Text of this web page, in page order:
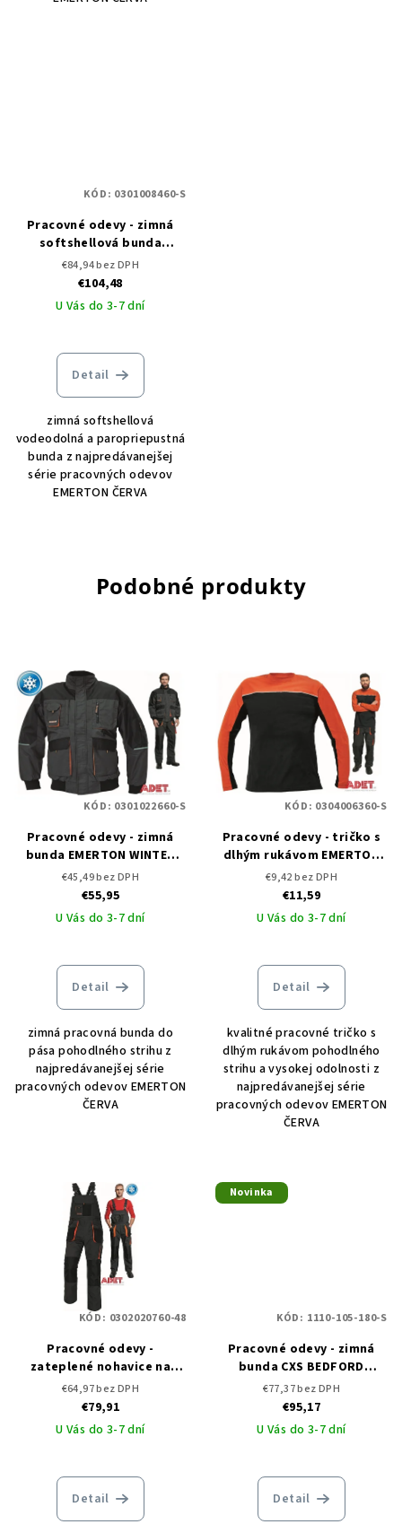
Pracovné odevy - zimná
softshellová bunda
EMERTON WINTER ČERVA
€84,94 bez DPH
€104,48
U Vás do 3-7 dní
Detail
zimná softshellová
vodeodolná a paropriepustná
bunda z najpredávanejšej
série pracovných odevov
EMERTON ČERVA
KÓD: 0301008460-S
Podobné produkty
Pracovné odevy - zimná
bunda EMERTON WINTER
PILOT ČERVA
€45,49 bez DPH
€55,95
U Vás do 3-7 dní
Detail
zimná pracovná bunda do
pása pohodlného strihu z
najpredávanejšej série
pracovných odevov EMERTON
ČERVA
KÓD: 0301022660-S
Pracovné odevy - tričko s
dlhým rukávom EMERTON
ČERVA - DOPREDAJ
€9,42 bez DPH
€11,59
U Vás do 3-7 dní
Detail
kvalitné pracovné tričko s
dlhým rukávom pohodlného
strihu a vysokej odolnosti z
najpredávanejšej série
pracovných odevov EMERTON
ČERVA
KÓD: 0304006360-S
Pracovné odevy -
zateplené nohavice na
traky EMERTON WINTER
ČERVA
€64,97 bez DPH
€79,91
U Vás do 3-7 dní
Detail
KÓD: 0302020760-48
Novinka
Pracovné odevy - zimná
bunda CXS BEDFORD
WINTER
€77,37 bez DPH
€95,17
U Vás do 3-7 dní
Detail
KÓD: 1110-105-180-S